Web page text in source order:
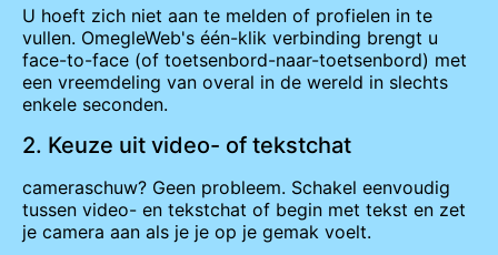
U hoeft zich niet aan te melden of profielen in te
vullen. OmegleWeb's één-klik verbinding brengt u
face-to-face (of toetsenbord-naar-toetsenbord) met
een vreemdeling van overal in de wereld in slechts
enkele seconden.
2. Keuze uit video- of tekstchat
cameraschuw? Geen probleem. Schakel eenvoudig
tussen video- en tekstchat of begin met tekst en zet
je camera aan als je je op je gemak voelt.